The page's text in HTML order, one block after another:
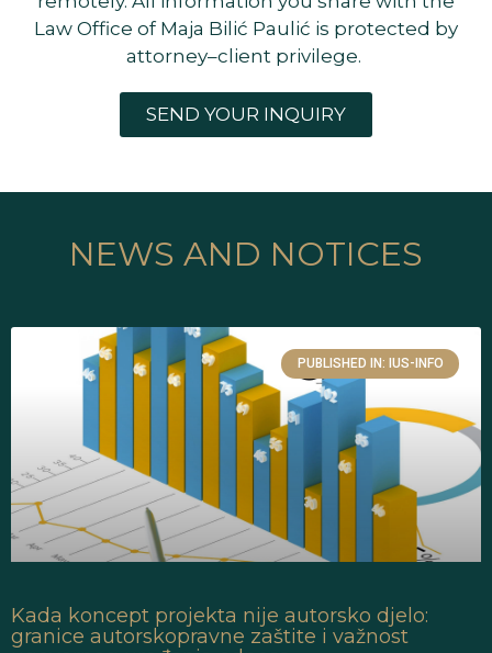
Law Office of Maja Bilić Paulić is protected by
attorney–client privilege.
SEND YOUR INQUIRY
NEWS AND NOTICES
PUBLISHED IN: IUS-INFO
Kada koncept projekta nije autorsko djelo:
granice autorskopravne zaštite i važnost